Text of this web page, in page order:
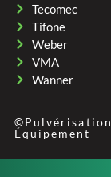
Tecomec
Tifone
Weber
VMA
Wanner
©Pulvérisation
Équipement -